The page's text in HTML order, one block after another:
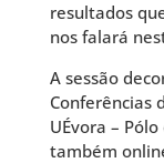
resultados
nos falará
A sessão
Conferências
UÉvora –
também